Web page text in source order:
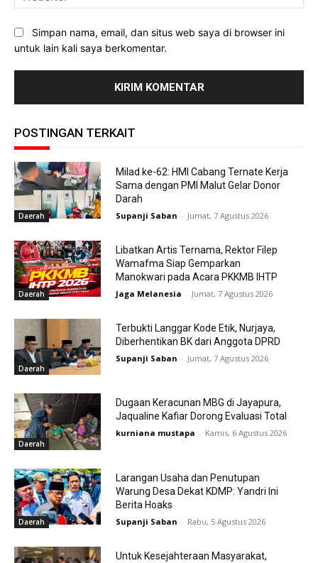
Simpan nama, email, dan situs web saya di browser ini
untuk lain kali saya berkomentar.
POSTINGAN TERKAIT
Daerah
Milad ke-62: HMI Cabang Ternate Kerja
Sama dengan PMI Malut Gelar Donor
Darah
Supanji Saban - Jumat, 7 Agustus 2026
Daerah
Libatkan Artis Ternama, Rektor Filep
Wamafma Siap Gemparkan
Manokwari pada Acara PKKMB IHTP
Jaga Melanesia - Jumat, 7 Agustus 2026
Daerah
Terbukti Langgar Kode Etik, Nurjaya,
Diberhentikan BK dari Anggota DPRD
Supanji Saban - Jumat, 7 Agustus 2026
Daerah
Dugaan Keracunan MBG di Jayapura,
Jaqualine Kafiar Dorong Evaluasi Total
kurniana mustapa - Kamis, 6 Agustus 2026
Daerah
Larangan Usaha dan Penutupan
Warung Desa Dekat KDMP: Yandri Ini
Berita Hoaks
Supanji Saban - Rabu, 5 Agustus 2026
Untuk Kesejahteraan Masyarakat,